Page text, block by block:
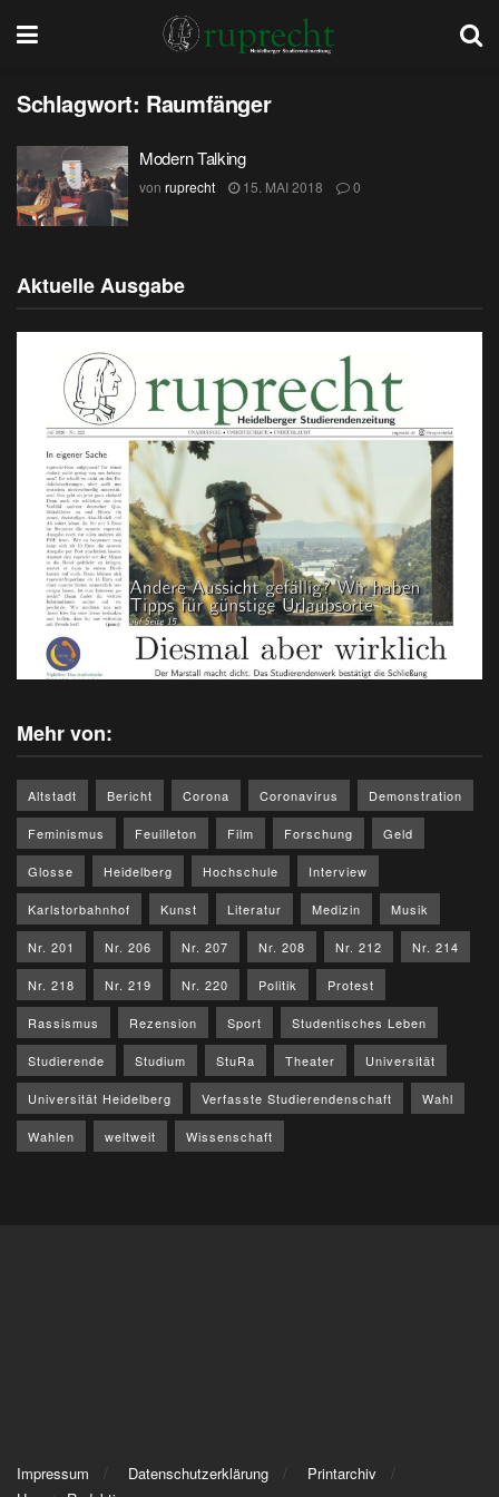
Schlagwort: Raumfänger
Modern Talking
von ruprecht 15. MAI 2018 0
Aktuelle Ausgabe
Mehr von:
Altstadt Bericht Corona Coronavirus Demonstration
Feminismus Feuilleton Film Forschung Geld
Glosse Heidelberg Hochschule Interview
Karlstorbahnhof Kunst Literatur Medizin Musik
Nr. 201 Nr. 206 Nr. 207 Nr. 208 Nr. 212 Nr. 214
Nr. 218 Nr. 219 Nr. 220 Politik Protest
Rassismus Rezension Sport Studentisches Leben
Studierende Studium StuRa Theater Universität
Universität Heidelberg Verfasste Studierendenschaft Wahl
Wahlen weltweit Wissenschaft
Impressum Datenschutzerklärung
Printarchiv